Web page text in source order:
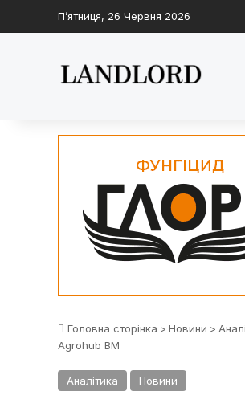
П’ятниця, 26 Червня 2026
Головна сторінка > Новини >
Agrohub BM
Аналітика Новини